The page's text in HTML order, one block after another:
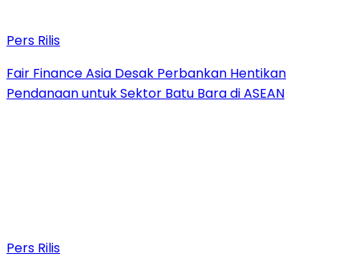
Pers Rilis
Fair Finance Asia Desak Perbankan Hentikan
Pendanaan untuk Sektor Batu Bara di ASEAN
Pers Rilis